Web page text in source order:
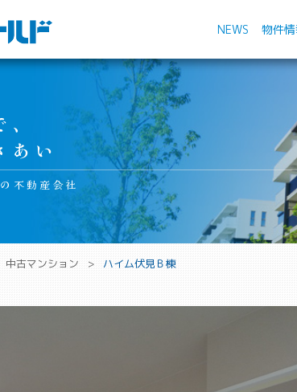
NEWS 物件
あい
不動産会社
中古マンション ハイム伏見Ｂ棟